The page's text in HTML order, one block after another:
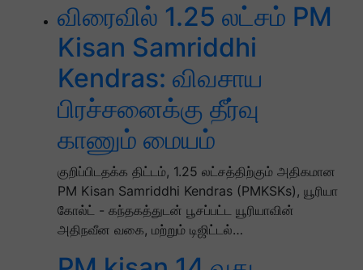
விரைவில் 1.25 லட்சம் PM
Kisan Samriddhi
Kendras: விவசாய
பிரச்சனைக்கு தீர்வு
காணும் மையம்
குறிப்பிடதக்க திட்டம், 1.25 லட்சத்திற்கும் அதிகமான
PM Kisan Samriddhi Kendras (PMKSKs), யூரியா
கோல்ட் - கந்தகத்துடன் பூசப்பட்ட யூரியாவின்
அதிநவீன வகை, மற்றும் டிஜிட்டல்…